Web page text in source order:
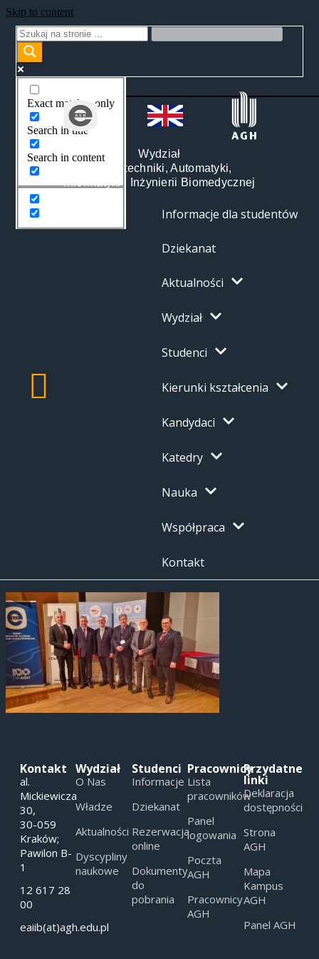
Skip to content
Exact matches only
Search in title
Search in content
Wydział
Elektrotechniki, Automatyki,
Informatyki i Inżynierii Biomedycznej
Informacje dla studentów
Dziekanat
Aktualności
Wydział
Studenci
Kierunki kształcenia
Kandydaci
Katedry
Nauka
Współpraca
Kontakt
Kontakt
al.
Mickiewicza
30,
30-059
Kraków;
Pawilon B-
1
12 617 28
00
eaiib(at)agh.edu.pl
Wydział
O Nas
Władze
Aktualności
Dyscypliny
naukowe
Studenci
Informacje
Dziekanat
Rezerwacja
online
Dokumenty
do
pobrania
Pracownicy
Lista
pracowników
Panel
logowania
Poczta
AGH
Pracownicy
AGH
Przydatne
linki
Deklaracja
dostępności
Strona
AGH
Mapa
Kampus
AGH
Panel AGH